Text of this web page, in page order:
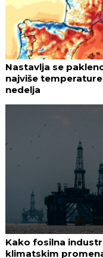
Nastavlja se
najviše
nedelja
Kako fosilna
klimatskim